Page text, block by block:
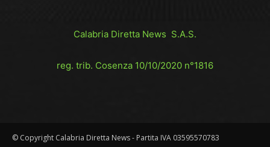
Calabria Diretta News S.A.S.
reg. trib. Cosenza 10/10/2020 n°1816
© Copyright Calabria Diretta News - Partita IVA 03595570783